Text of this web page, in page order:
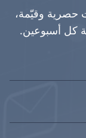
حصرية وقيّمة،
كل أسبوعين.